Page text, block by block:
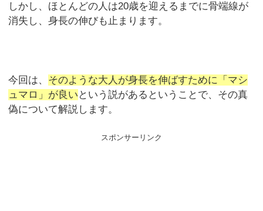
しかし、ほとんどの人は20歳を迎えるまでに骨端線が
消失し、身長の伸びも止まります。
今回は、 そのような大人が身長を伸ばすために「マシ
ュマロ」が良い という説があるということで、その真
偽について解説します。
スポンサーリンク